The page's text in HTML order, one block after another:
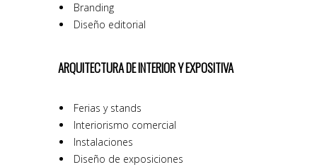
Branding
Diseño editorial
ARQUITECTURA DE INTERIOR Y EXPOSITIVA
Ferias y stands
Interiorismo comercial
Instalaciones
Diseño de exposiciones